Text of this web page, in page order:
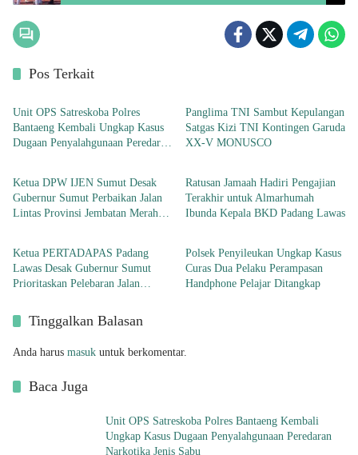
Pos Terkait
Berita
Unit OPS Satreskoba Polres
Bantaeng Kembali Ungkap Kasus
Dugaan Penyalahgunaan Peredaran
Panglima TNI Sambut Kepulangan
Satgas Kizi TNI Kontingen Garuda
XX-V MONUSCO
Berita
Ketua DPW IJEN Sumut Desak
Gubernur Sumut Perbaikan Jalan
Lintas Provinsi Jembatan Merah
Berita
Ratusan Jamaah Hadiri Pengajian
Terakhir untuk Almarhumah
Ibunda Kepala BKD Padang Lawas
Berita
Ketua PERTADAPAS Padang
Lawas Desak Gubernur Sumut
Prioritaskan Pelebaran Jalan
Berita
Polsek Penyileukan Ungkap Kasus
Curas Dua Pelaku Perampasan
Handphone Pelajar Ditangkap
Tinggalkan Balasan
Anda harus masuk untuk berkomentar.
Baca Juga
Unit OPS Satreskoba Polres Bantaeng Kembali
Ungkap Kasus Dugaan Penyalahgunaan Peredaran
Narkotika Jenis Sabu